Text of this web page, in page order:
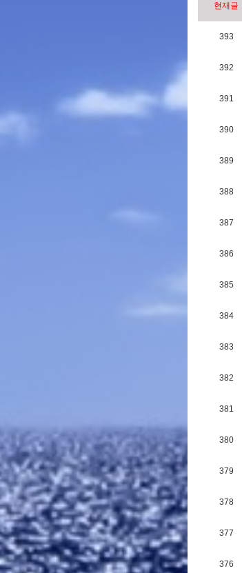
현재글
393
392
391
390
389
388
387
386
385
384
383
382
381
380
379
378
377
376